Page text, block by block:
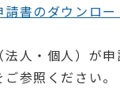
請書のダウンロー
人・個人）が
ご参照ください。